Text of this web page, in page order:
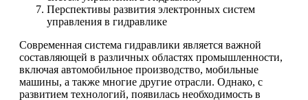
Перспективы развития электронных систем
управления в гидравлике
Современная система гидравлики является важной
составляющей в различных областях промышленности,
включая автомобильное производство, мобильные
машины, а также многие другие отрасли. Однако, с
развитием технологий, появилась необходимость в